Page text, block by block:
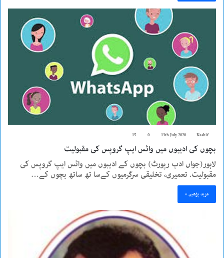
Kashif
13th July 2020
0
15
بچوں کی ادیبوں میں واٹس ایپ گروپس کی مقبولیت
لاہور(جواں ادب رپورٹ) بچوں کے ادیبوں میں واٹس ایپ گروپس کی
مقبولیت. تعمیری، تخلیقی سرگرمیوں کےسا تھ ساتھ بچوں کے…
مزید پڑھیں »